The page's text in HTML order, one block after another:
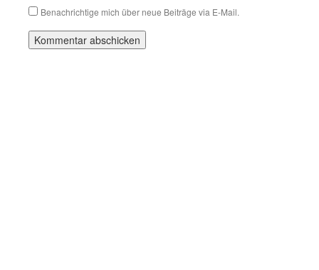
Benachrichtige mich über neue Beiträge via E-Mail.